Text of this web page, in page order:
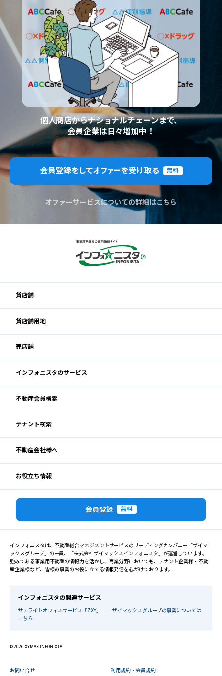
個人商店からナショナルチェーンまで、
会員企業は日々増加中！
会員登録をしてオファーを受け取る 無料
オファーサービスについての詳細はこちら
貸店舗
貸店舗用地
売店舗
インフォニスタのサービス
不動産会員検索
テナント検索
不動産会社様へ
お役立ち情報
会員登録 無料
インフォニスタは、不動産総合マネジメントサービスのリーディングカンパニー「ザイマ
ックスグループ」の一員、「株式会社ザイマックスインフォニスタ」が運営しています。
強みである事業用不動産の情報力を活かし、商業分野においても、テナント企業様・不動
産企業様など、皆様の事業のお役に立てる情報発信を心がけております。
インフォニスタの関連サービス
サテライトオフィスサービス「ZXY」
ザイマックスグループの事業については
こちら
© 2026 XYMAX INFONISTA
お問い合せ 利用規約・会員規約